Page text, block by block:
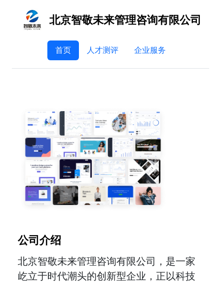
北京智敬未来管理咨询有限公司
首页 人才测评 企业服务
公司介绍
北京智敬未来管理咨询有限公司，是一家
屹立于时代潮头的创新型企业，正以科技